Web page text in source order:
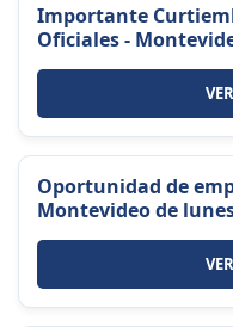
Importante
Oficiales -
Oportunidad de
Montevideo de